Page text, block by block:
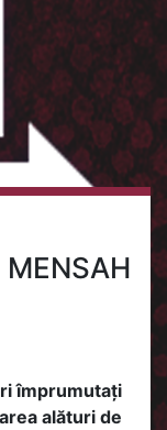
MENSAH
împrumutați
alături de